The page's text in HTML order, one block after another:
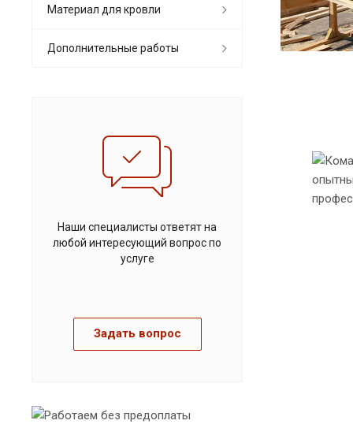
Материал для кровли
Дополнительные работы
Наши специалисты ответят на
любой интересующий вопрос по
услуге
Задать вопрос